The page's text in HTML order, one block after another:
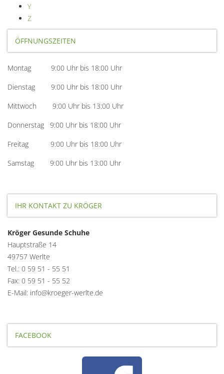
Y
Z
ÖFFNUNGSZEITEN
Montag 9:00 Uhr bis 18:00 Uhr
Dienstag 9:00 Uhr bis 18:00 Uhr
Mittwoch 9:00 Uhr bis 13:00 Uhr
Donnerstag 9:00 Uhr bis 18:00 Uhr
Freitag 9:00 Uhr bis 18:00 Uhr
Samstag 9:00 Uhr bis 13:00 Uhr
IHR KONTAKT ZU KRÖGER
Kröger Gesunde Schuhe
Hauptstraße 14
49757 Werlte
Tel.: 0 59 51 - 55 51
Fax: 0 59 51 - 55 52
E-Mail: info@kroeger-werlte.de
FACEBOOK